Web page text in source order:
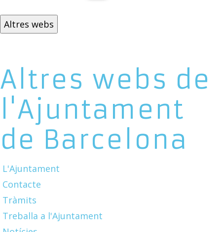
Altres webs
Altres webs de
l'Ajuntament
de Barcelona
L'Ajuntament
Contacte
Tràmits
Treballa a l'Ajuntament